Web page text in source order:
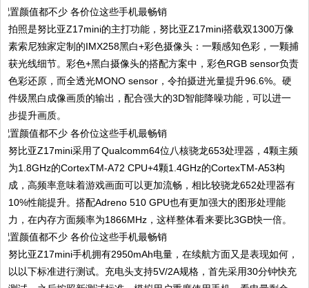
拍照是努比亚Z17mini的主打功能，努比亚Z17mini搭载双1300万像
素索尼独家定制的IMX258黑白+彩色摄像头：一颗感知色彩，一颗捕
获光线细节。彩色+黑白摄像头的搭配方案中，彩色RGB sensor负责
色彩还原，而全透光MONO sensor，令拍摄进光量提升96.6%。硬
件级黑白成像画质的输出，配合强大的3D智能降噪功能，可以进一
步提升画质。
努比亚Z17mini采用了Qualcomm64位八核骁龙653处理器，4颗主频
为1.8GHz的CortexTM-A72 CPU+4颗1.4GHz的CortexTM-A53构
成，高频率意味着游戏画面可以更加流畅，相比较骁龙652处理器有
10%性能提升。搭配Adreno 510 GPU也有更加强大的图形处理能
力，在内存方面频率为1866MHz，这样整体看来要比3GB快一倍。
努比亚Z17mini手机拥有2950mAh电量，在续航方面又是表现如何，
以以下标准进行测试。充电头支持5V/2A规格，首先采用30分钟快充